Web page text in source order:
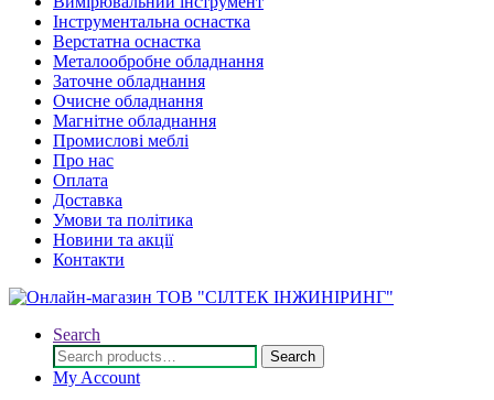
Інструментальна оснастка
Верстатна оснастка
Металообробне обладнання
Заточне обладнання
Очисне обладнання
Магнітне обладнання
Промислові меблі
Про нас
Оплата
Доставка
Умови та політика
Новини та акції
Контакти
Search
Search
for:
Search
My Account